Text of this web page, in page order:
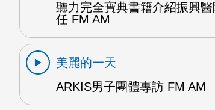
聽力完全寶典書籍介紹振興
任 FM AM
美麗的一天
ARKIS男子團體專訪 FM AM